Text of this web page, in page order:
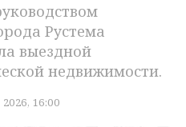
Рустема
выездной
недвижимости.
16:00